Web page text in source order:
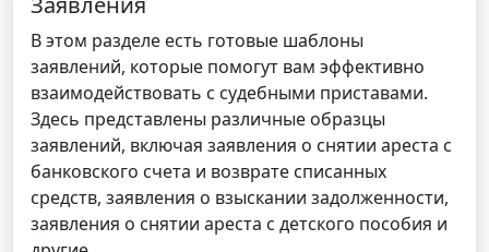
В этом разделе есть готовые шаблоны
заявлений, которые помогут вам эффективно
взаимодействовать с судебными приставами.
Здесь представлены различные образцы
заявлений, включая заявления о снятии ареста с
банковского счета и возврате списанных
средств, заявления о взыскании задолженности,
заявления о снятии ареста с детского пособия и